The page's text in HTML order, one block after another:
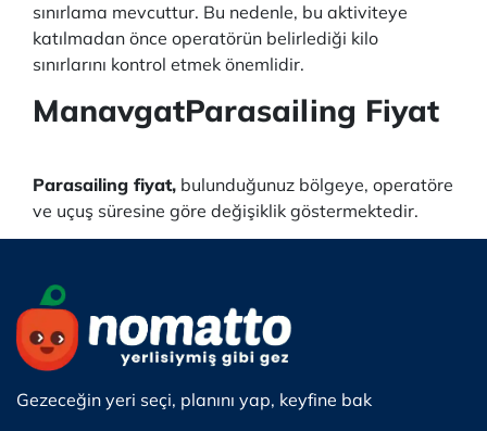
sınırlama mevcuttur. Bu nedenle, bu aktiviteye
katılmadan önce operatörün belirlediği kilo
sınırlarını kontrol etmek önemlidir.
ManavgatParasailing Fiyat
Parasailing fiyat, bulunduğunuz bölgeye, operatöre
ve uçuş süresine göre değişiklik göstermektedir.
Gezeceğin yeri seçi, planını yap, keyfine bak